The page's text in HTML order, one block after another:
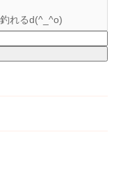
れるd(^_^o)